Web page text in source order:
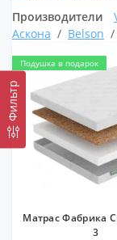
Фильтр
Производители
Аскона
Belson
Подушка в подарок
Матрас Фабрика
3